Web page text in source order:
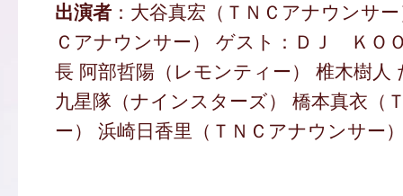
出演者：大谷真宏（ＴＮＣアナウンサ
Ｃアナウンサー） ゲスト：ＤＪ ＫＯ
長 阿部哲陽（レモンティー） 椎木樹人
九星隊（ナインスターズ） 橋本真衣（
ー） 浜崎日香里（ＴＮＣアナウンサー